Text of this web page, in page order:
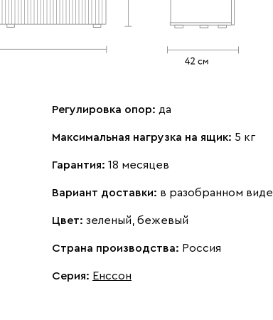
Регулировка опор: да
Максимальная нагрузка на ящик: 5 кг
Гарантия: 18 месяцев
Вариант доставки: в разобранном виде
Цвет: зеленый, бежевый
Страна производства: Россия
Серия: Енссон